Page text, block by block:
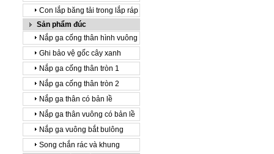
Con lắp băng tải trong lắp ráp
Sản phẩm đúc
Nắp ga cống thân hình vuông
Ghi bảo vệ gốc cây xanh
Nắp ga cống thân tròn 1
Nắp ga cống thân tròn 2
Nắp ga thân có bản lề
Nắp ga thân vuông có bản lề
Nắp ga vuông bắt bulông
Song chắn rác và khung